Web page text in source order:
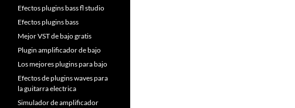
Efectos plugins bass fl studio
Efectos plugins bass
Mejor VST de bajo gratis
Plugin amplificador de bajo
Los mejores plugins para bajo
Efectos de plugins waves para
la guitarra electrica
Simulador de amplificador